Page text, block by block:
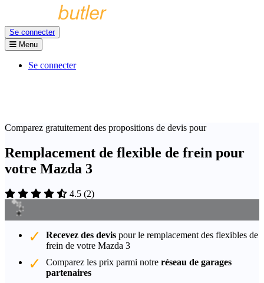
Se connecter
Menu
Se connecter
Comparez gratuitement des propositions de devis pour
Remplacement de flexible de frein pour
votre Mazda 3
4.5 (2)
Recevez des devis pour le remplacement des flexibles de
frein de votre Mazda 3
Comparez les prix parmi notre réseau de garages
partenaires